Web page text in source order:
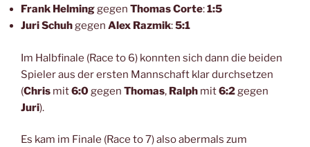
Frank Helminggegen Thomas Corte:1:5
Juri Schuhgegen Alex Razmik:5:1
Im Halbfinale (Race to 6) konnten sich dann die beiden
Spieler aus der ersten Mannschaft klar durchsetzen
(Chris mit6:0gegen Thomas, Ralph mit6:2gegen
Juri).
Es kam im Finale (Race to 7) also abermals zum